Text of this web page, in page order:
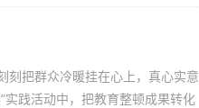
刻把群众冷暖挂在心上，真心实意
实践活动中，把教育整顿成果转化